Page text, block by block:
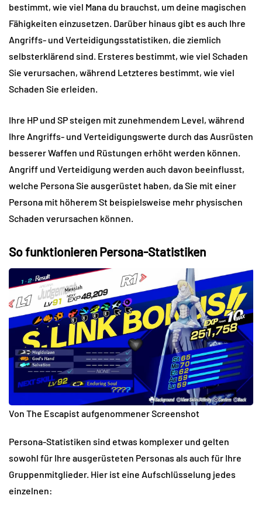
bestimmt, wie viel Mana du brauchst, um deine magischen
Fähigkeiten einzusetzen. Darüber hinaus gibt es auch Ihre
Angriffs- und Verteidigungsstatistiken, die ziemlich
selbsterklärend sind. Ersteres bestimmt, wie viel Schaden
Sie verursachen, während Letzteres bestimmt, wie viel
Schaden Sie erleiden.
Ihre HP und SP steigen mit zunehmendem Level, während
Ihre Angriffs- und Verteidigungswerte durch das Ausrüsten
besserer Waffen und Rüstungen erhöht werden können.
Angriff und Verteidigung werden auch davon beeinflusst,
welche Persona Sie ausgerüstet haben, da Sie mit einer
Persona mit höherem St beispielsweise mehr physischen
Schaden verursachen können.
So funktionieren Persona-Statistiken
Von The Escapist aufgenommener Screenshot
Persona-Statistiken sind etwas komplexer und gelten
sowohl für Ihre ausgerüsteten Personas als auch für Ihre
Gruppenmitglieder. Hier ist eine Aufschlüsselung jedes
einzelnen: